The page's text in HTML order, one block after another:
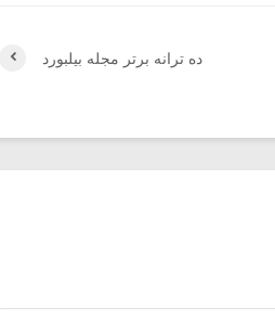
ده ترانه برتر مجله بیلبورد